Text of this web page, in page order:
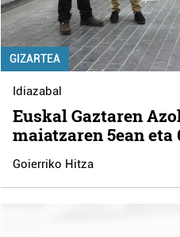
GIZARTEA
Idiazabal
Euskal Gaztaren
maiatzaren 5ean
Goierriko Hitza